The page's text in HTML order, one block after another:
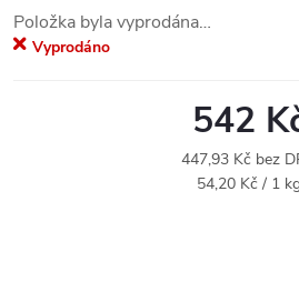
Položka byla vyprodána…
Vyprodáno
542
447,93 Kč bez
Měrná
54,20 Kč / 1